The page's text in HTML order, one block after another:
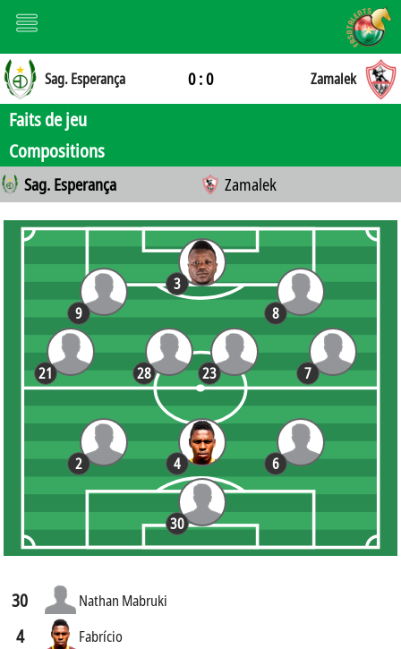
Sag. Esperança 0 : 0 Zamalek
Faits de jeu
Compositions
Sag. Esperança Zamalek
4
30
21
6
3
8
23
28
2
7
9
30 Nathan Mabruki
4 Fabrício